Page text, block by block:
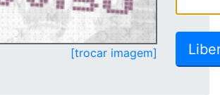
[trocar imagem]